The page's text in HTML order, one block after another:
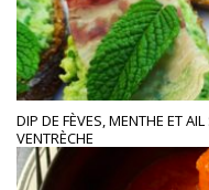
DIP DE FÈVES, MENTHE ET
VENTRÈCHE